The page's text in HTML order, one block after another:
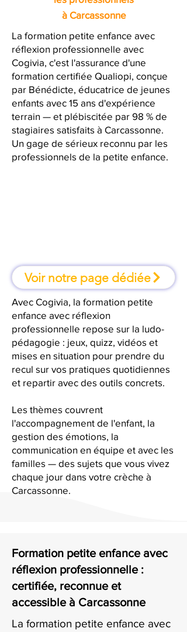
à Carcassonne
La formation petite enfance avec
réflexion professionnelle avec
Cogivia, c'est l'assurance d'une
formation certifiée Qualiopi, conçue
par Bénédicte, éducatrice de jeunes
enfants avec 15 ans d'expérience
terrain — et plébiscitée par 98 % de
stagiaires satisfaits à Carcassonne.
Un gage de sérieux reconnu par les
professionnels de la petite enfance.
Voir notre page dédiée
Avec Cogivia, la formation petite
enfance avec réflexion
professionnelle repose sur la ludo-
pédagogie : jeux, quizz, vidéos et
mises en situation pour prendre du
recul sur vos pratiques quotidiennes
et repartir avec des outils concrets.
Les thèmes couvrent
l'accompagnement de l'enfant, la
gestion des émotions, la
communication en équipe et avec les
familles — des sujets que vous vivez
chaque jour dans votre crèche à
Carcassonne.
Formation petite enfance avec
réflexion professionnelle :
certifiée, reconnue et
accessible à Carcassonne
La formation petite enfance avec